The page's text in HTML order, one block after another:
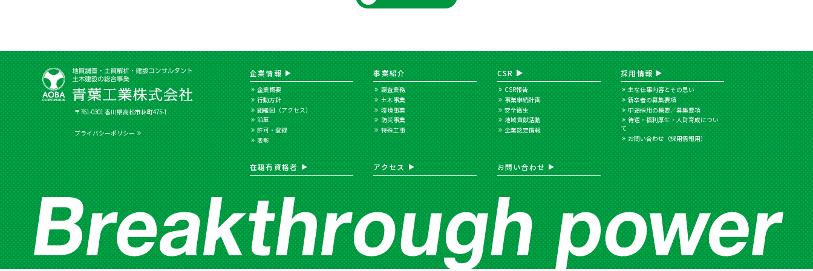
〒761-0301 香川県高松市林町475-1
プライバシーポリシー
企業情報
企業概要
行動方針
組織図（アクセス）
沿革
許可・登録
表彰
事業紹介
調査業務
土木事業
環境事業
防災事業
特殊工事
CSR
CSR報告
事業継続計画
安全衛生
地域貢献活動
企業認定情報
在籍有資格者 アクセス お問い合わせ
採用情報
主な仕事内容とその思い
新卒者の募集要項
中途採用の概要／募集要項
待遇・福利厚生・人財育成につい
て
お問い合わせ（採用情報用）